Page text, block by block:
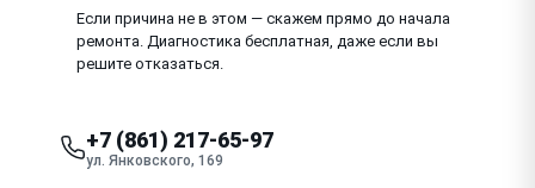
Если причина не в этом — скажем прямо до начала
ремонта. Диагностика бесплатная, даже если вы
решите отказаться.
+7 (861) 217-65-97
ул. Янковского, 169